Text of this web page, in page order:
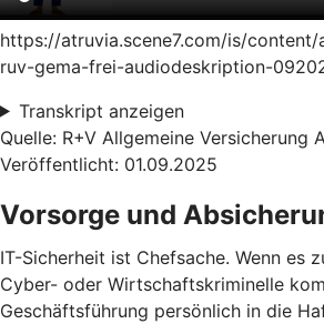
https://atruvia.scene7.com/is/
ruv-gema-frei-audiodeskription-
Transkript anzeigen
Quelle: R+V Allgemeine Versicherung
Veröffentlicht: 01.09.2025
Vorsorge und
IT-Sicherheit ist Chefsache. Wenn es
Cyber- oder Wirtschaftskriminelle
Geschäftsführung persönlich in die